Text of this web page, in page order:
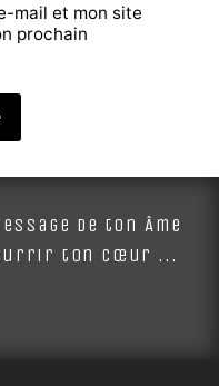
mail et mon site
prochain
de ton Âme
ton cœur ...